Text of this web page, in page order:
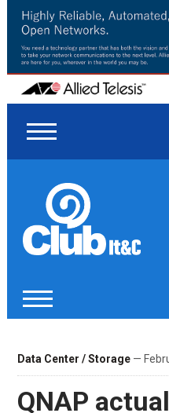
Data Center / Storage—
QNAP